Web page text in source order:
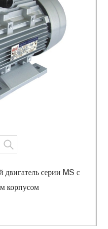
серии MS с
корпусом